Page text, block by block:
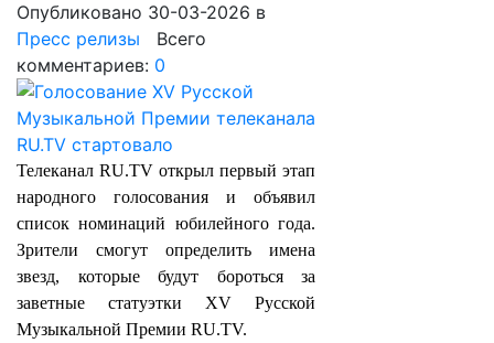
Опубликовано 30-03-2026 в
Пресс релизы Всего
комментариев: 0
Телеканал RU.TV открыл первый этап
народного голосования и объявил
список номинаций юбилейного года.
Зрители смогут определить имена
звезд, которые будут бороться за
заветные статуэтки XV Русской
Музыкальной Премии RU.TV.